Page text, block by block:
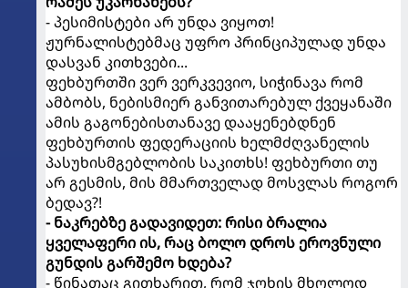
- პესიმისტები არ უნდა ვიყოთ!
ჟურნალისტებმაც უფრო პრინციპულად უნდა
დასვან კითხვები...
ფეხბურთში ვერ ვერკვევიო, სიჭინავა რომ
ამბობს, ნებისმიერ განვითარებულ ქვეყანაში
ამის გაგონებისთანავე დააყენებდნენ
ფეხბურთის ფედერაციის ხელმძღვანელის
პასუხისმგებლობის საკითხს! ფეხბურთი თუ
არ გესმის, მის მმართველად მოსვლას როგორ
ბედავ?!
- ნაკრებზე გადავიდეთ: რისი ბრალია
ყველაფერი ის, რაც ბოლო დროს ეროვნული
გუნდის გარშემო ხდება?
- წინათაც გითხარით, რომ ჯოხის მხოლოდ